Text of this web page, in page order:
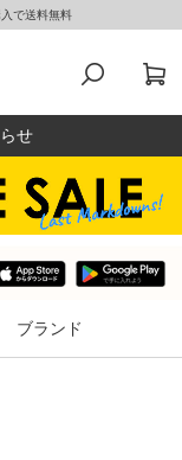
で送料無料
せ
ブランド